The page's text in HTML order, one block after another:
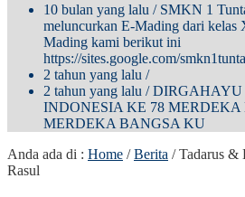
10 bulan yang lalu / SMKN 1
meluncurkan E-Mading dari
Mading kami berikut ini
https://sites.google.com/
2 tahun yang lalu /
2 tahun yang lalu / DIRGAHAYU
INDONESIA KE 78 MERDEKA
MERDEKA BANGSA KU
Anda ada di : Home /Berita /Tadarus &
Rasul